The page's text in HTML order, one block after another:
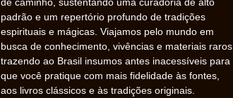
padrão e um repertório profundo de tradições
espirituais e mágicas. Viajamos pelo mundo em
busca de conhecimento, vivências e materiais raros,
trazendo ao Brasil insumos antes inacessíveis para
que você pratique com mais fidelidade às fontes,
aos livros clássicos e às tradições originais.